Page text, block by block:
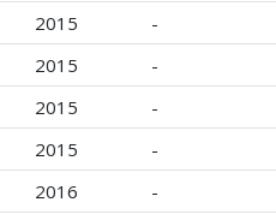
2015 -
2015 -
2015 -
2015 -
2016 -